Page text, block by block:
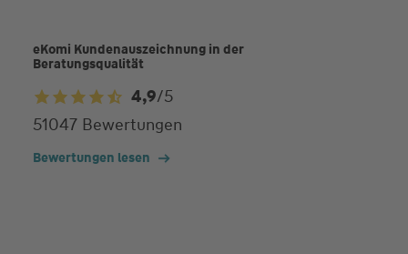
eKomi Kunden­auszeichnung in der
Beratungsqualität
4,9/5
4,9
von
5
51047 Bewertungen
Bewertungen lesen